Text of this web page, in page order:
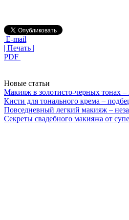
E-mail
| Печать |
PDF
Новые статьи
Макияж в золотисто-черных тонах –
Кисти для тонального крема –
Повседневный легкий макияж –
Секреты свадебного макияжа от